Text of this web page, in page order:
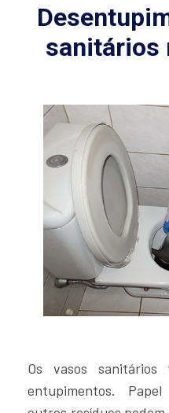
sanitários
Os vasos sanitários
entupimentos.